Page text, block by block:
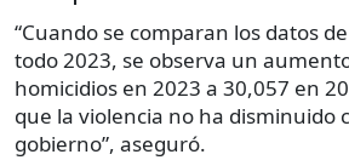
“Cuando se comparan los datos
todo 2023, se observa un
homicidios en 2023 a 30,057 en
que la violencia no ha disminuido
gobierno”, aseguró.